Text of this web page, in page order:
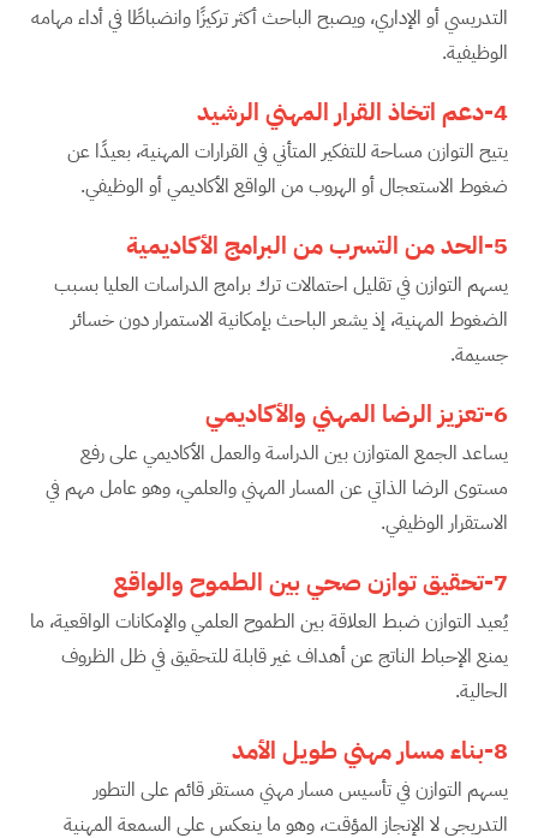
التدريسي أو الإداري، ويصبح الباحث أكثر تركيزًا وانضباطًا في أداء مهامه
الوظيفية.
4-دعم اتخاذ القرار المهني الرشيد
يتيح التوازن مساحة للتفكير المتأني في القرارات المهنية، بعيدًا عن
ضغوط الاستعجال أو الهروب من الواقع الأكاديمي أو الوظيفي.
5-الحد من التسرب من البرامج الأكاديمية
يسهم التوازن في تقليل احتمالات ترك برامج الدراسات العليا بسبب
الضغوط المهنية، إذ يشعر الباحث بإمكانية الاستمرار دون خسائر
جسيمة.
6-تعزيز الرضا المهني والأكاديمي
يساعد الجمع المتوازن بين الدراسة والعمل الأكاديمي على رفع
مستوى الرضا الذاتي عن المسار المهني والعلمي، وهو عامل مهم في
الاستقرار الوظيفي.
7-تحقيق توازن صحي بين الطموح والواقع
يُعيد التوازن ضبط العلاقة بين الطموح العلمي والإمكانات الواقعية، ما
يمنع الإحباط الناتج عن أهداف غير قابلة للتحقيق في ظل الظروف
الحالية.
8-بناء مسار مهني طويل الأمد
يسهم التوازن في تأسيس مسار مهني مستقر قائم على التطور
التدريجي لا الإنجاز المؤقت، وهو ما ينعكس على السمعة المهنية